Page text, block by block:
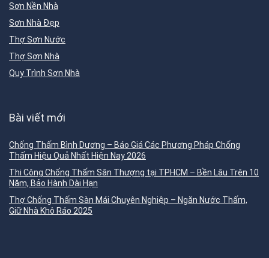
Sơn Nền Nhà
Sơn Nhà Đẹp
Thợ Sơn Nước
Thợ Sơn Nhà
Quy Trình Sơn Nhà
Bài viết mới
Chống Thấm Bình Dương – Báo Giá Các Phương Pháp Chống
Thấm Hiệu Quả Nhất Hiện Nay 2026
Thi Công Chống Thấm Sân Thượng tại TPHCM – Bền Lâu Trên 10
Năm, Bảo Hành Dài Hạn
Thợ Chống Thấm Sàn Mái Chuyên Nghiệp – Ngăn Nước Thấm,
Giữ Nhà Khô Ráo 2025